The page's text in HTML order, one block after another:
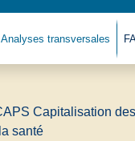
Analyses transversales